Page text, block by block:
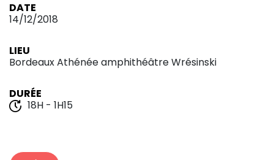
DATE
14/12/2018
LIEU
Bordeaux Athénée amphithéâtre Wrésinski
DURÉE
18H - 1H15